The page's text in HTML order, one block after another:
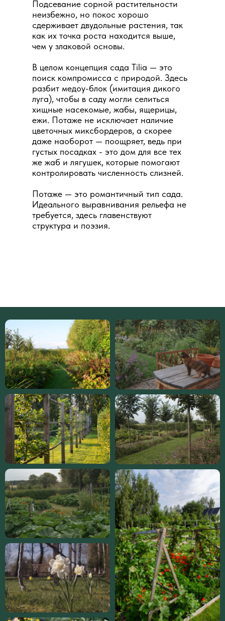
Подсевание сорной растительности
неизбежно, но покос хорошо
сдерживает двудольные растения, так
как их точка роста находится выше,
чем у злаковой основы.
В целом концепция сада Tilia — это
поиск компромисса с природой. Здесь
разбит медоу-блок (имитация дикого
луга), чтобы в саду могли селиться
хищные насекомые, жабы, ящерицы,
ежи. Потаже не исключает наличие
цветочных миксбордеров, а скорее
даже наоборот — поощряет, ведь при
густых посадках - это дом для все тех
же жаб и лягушек, которые помогают
контролировать численность слизней.
Потаже — это романтичный тип сада.
Идеального выравнивания рельефа не
требуется, здесь главенствуют
структура и поэзия.